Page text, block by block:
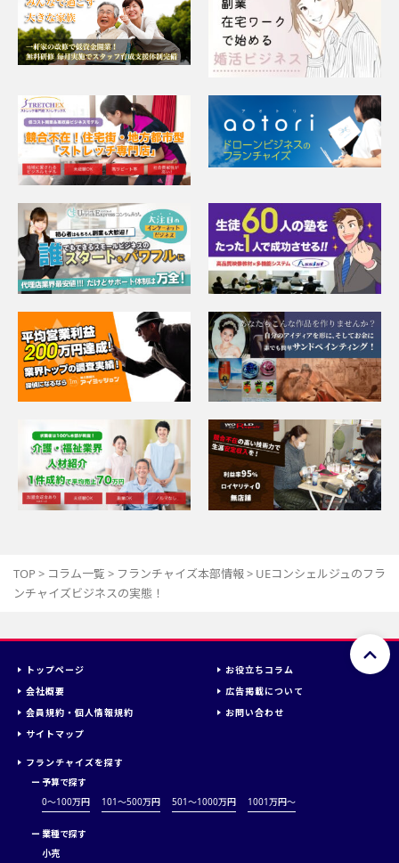
TOP > コラム一覧 > フランチャイズ本部情報> UEコンシェルジュのフラ
ンチャイズビジネスの実態！
トップページ
お役立ちコラム
会社概要
広告掲載について
会員規約・個人情報規約
お問い合わせ
サイトマップ
フランチャイズを探す
ー 予算で探す
0～100万円
101～500万円 501～1000万円 1001万円〜
ー 業種で探す
小売